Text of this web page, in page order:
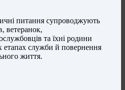
питання супроводжують
ветеранок,
та їхні родини
етапах служби й повернення
життя.